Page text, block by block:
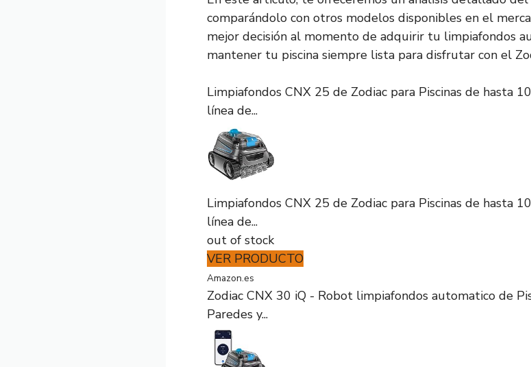
comparándolo con otros modelos disponibles en el
mejor decisión al momento de adquirir tu limpiafondos
mantener tu piscina siempre lista para disfrutar con el
Limpiafondos CNX 25 de Zodiac para Piscinas de hasta
línea de...
Limpiafondos CNX 25 de Zodiac para Piscinas de hasta
línea de...
out of stock
VER PRODUCTO
Amazon.es
Zodiac CNX 30 iQ - Robot limpiafondos automatico de
Paredes y...